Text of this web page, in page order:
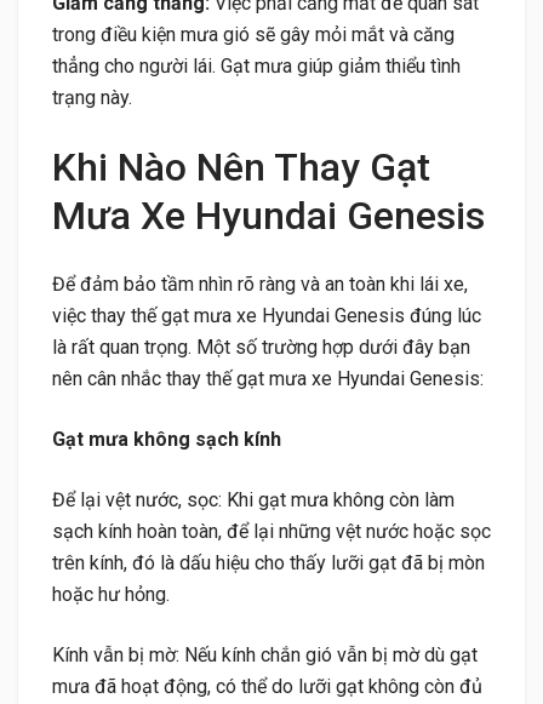
trong điều kiện mưa gió sẽ gây mỏi mắt và căng
thẳng cho người lái. Gạt mưa giúp giảm thiểu tình
trạng này.
Khi Nào Nên Thay Gạt
Mưa Xe Hyundai Genesis
Để đảm bảo tầm nhìn rõ ràng và an toàn khi lái xe,
việc thay thế gạt mưa xe Hyundai Genesis đúng lúc
là rất quan trọng. Một số trường hợp dưới đây bạn
nên cân nhắc thay thế gạt mưa xe Hyundai Genesis:
Gạt mưa không sạch kính
Để lại vệt nước, sọc: Khi gạt mưa không còn làm
sạch kính hoàn toàn, để lại những vệt nước hoặc sọc
trên kính, đó là dấu hiệu cho thấy lưỡi gạt đã bị mòn
hoặc hư hỏng.
Kính vẫn bị mờ: Nếu kính chắn gió vẫn bị mờ dù gạt
mưa đã hoạt động, có thể do lưỡi gạt không còn đủ